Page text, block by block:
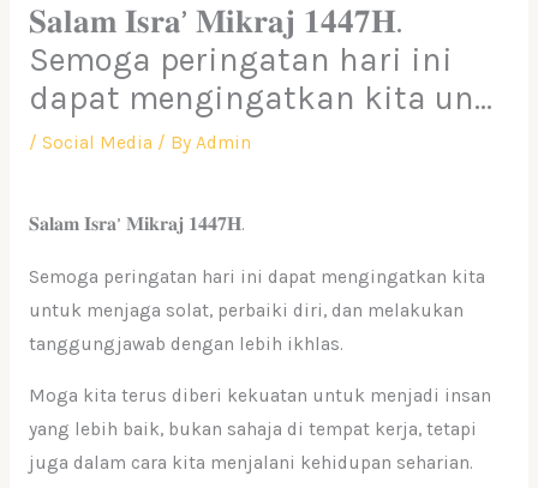
𝐒𝐚𝐥𝐚𝐦 𝐈𝐬𝐫𝐚’ 𝐌𝐢𝐤𝐫𝐚𝐣 𝟏𝟒𝟒𝟕𝐇.
Semoga peringatan hari ini
dapat mengingatkan kita un…
/ Social Media / By Admin
𝐒𝐚𝐥𝐚𝐦 𝐈𝐬𝐫𝐚’ 𝐌𝐢𝐤𝐫𝐚𝐣 𝟏𝟒𝟒𝟕𝐇.
Semoga peringatan hari ini dapat mengingatkan kita
untuk menjaga solat, perbaiki diri, dan melakukan
tanggungjawab dengan lebih ikhlas.
Moga kita terus diberi kekuatan untuk menjadi insan
yang lebih baik, bukan sahaja di tempat kerja, tetapi
juga dalam cara kita menjalani kehidupan seharian.